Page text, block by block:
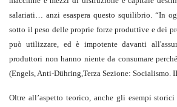
salariati… anzi esaspera questo squilibrio. “In
sotto il peso delle proprie forze produttive e dei
può utilizzare, ed è impotente davanti
produttori non hanno niente da consumare
(Engels, Anti-Dühring,Terza Sezione: Socialismo.
Oltre all’aspetto teorico, anche gli esempi